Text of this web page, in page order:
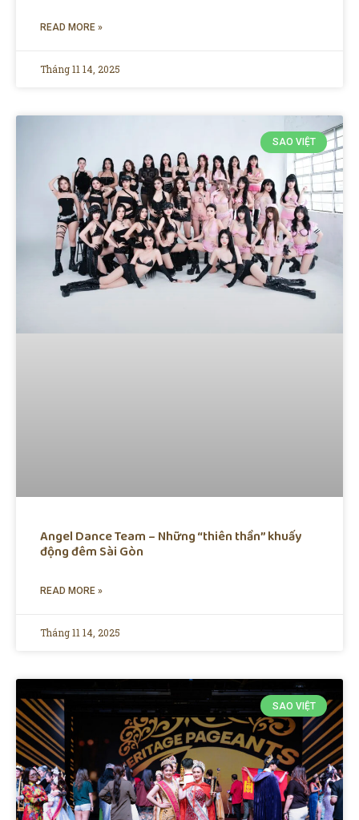
READ MORE »
Tháng 11 14, 2025
SAO VIỆT
Angel Dance Team – Những “thiên thần” khuấy
động đêm Sài Gòn
READ MORE »
Tháng 11 14, 2025
SAO VIỆT